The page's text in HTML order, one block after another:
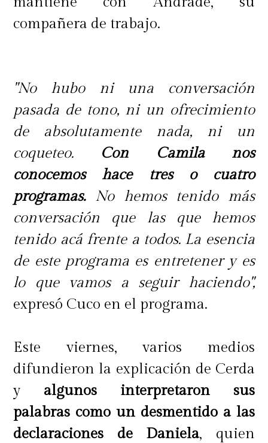
compañera de trabajo.
"No hubo ni una conversación
pasada de tono, ni un ofrecimiento
de absolutamente nada, ni un
coqueteo. Con Camila nos
conocemos hace tres o cuatro
programas.No hemos tenido más
conversación que las que hemos
tenido acá frente a todos. La esencia
de este programa es entretener y es
lo que vamos a seguir haciendo",
expresó Cuco en el programa.
Este viernes, varios medios
difundieron la explicación de Cerda
yalgunos interpretaron sus
palabras como un desmentido a las
declaraciones de Daniela, quien